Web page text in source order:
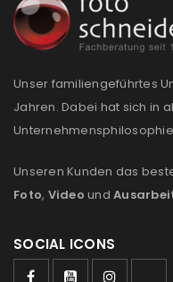
ANMELDEN
Unser familiengeführtes
Jahren. Dabei hat sich in
Unseren Kunden das
Foto, Video und
SOCIAL ICONS